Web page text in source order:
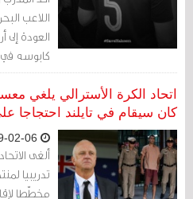
اللاعب
العودة
كابوسه في
جاهزًا
فيكتوريا
اتحاد الكرة الأسترالي يلغي
كان سيقام في تايلند احتجاجا
ألغى
مخطّطا